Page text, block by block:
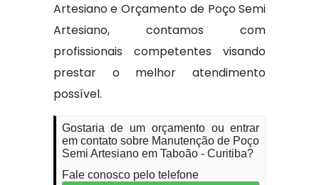
Artesiano e Orçamento de Poço Semi
Artesiano, contamos com
profissionais competentes visando
prestar o melhor atendimento
possível.
Gostaria de um orçamento ou entrar
em contato sobre Manutenção de Poço
Semi Artesiano em Taboão - Curitiba?
Fale conosco pelo telefone